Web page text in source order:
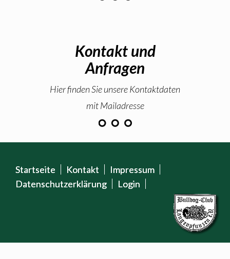
Kontakt und
Anfragen
Hier finden Sie unsere Kontaktdaten
mit Mailadresse
Startseite Kontakt
Impressum
Datenschutzerklärung
Login